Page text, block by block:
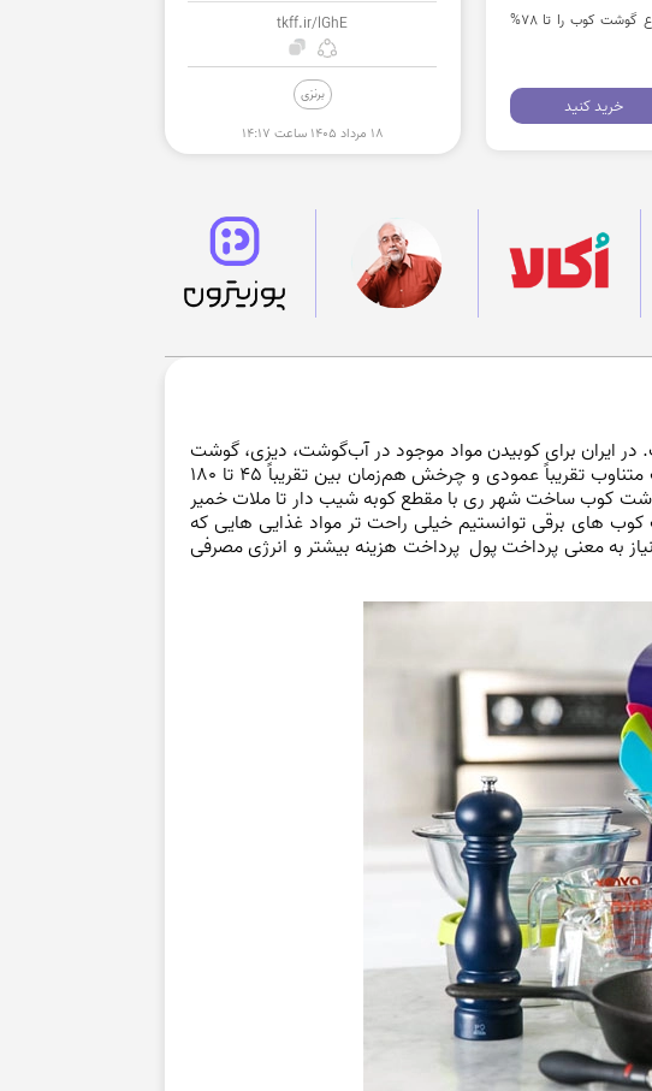
tkff.ir/lGhE
برنزی
۱۸ مرداد ۱۴۰۵ ساعت ۱۴:۱۷
از طریق سایت تخفیف هات بدون وارد کردن کد تخفیف و با کلیک بر روی دکمه "خرید کنید"میتوانید انواع گوشت کوب را تا 78%
خرید کنید
ایران برای کوبیدن مواد موجود در آب‌گوشت، دیزی، گوشت
را با حرکت متناوب تقریباً عمودی و چرخش هم‌زمان بین تقریباً ۴۵ تا ۱۸۰
کوب ساخت شهر ری با مقطع کوبه شیب دار تا ملات خمیر
های برقی توانستیم خیلی راحت تر مواد غذایی هایی که
به معنی پرداخت پول پرداخت هزینه بیشتر و انرژی مصرفی